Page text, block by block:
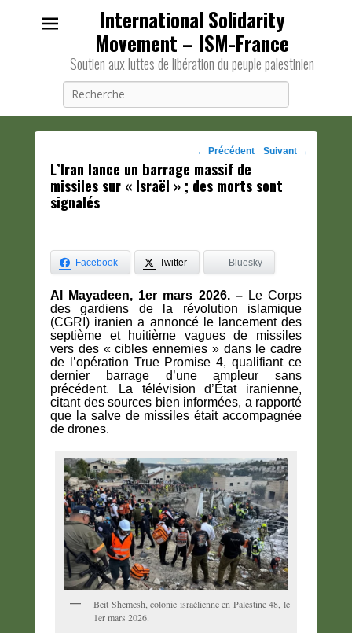
International Solidarity
Movement – ISM-France
Soutien aux luttes de libération du peuple palestinien
Navigation
des
← Précédent Suivant →
L’Iran lance un barrage massif de
missiles sur « Israël » ; des morts sont
signalés
Facebook Twitter Bluesky
Al Mayadeen, 1er mars 2026. –Le Corps
des gardiens de la révolution islamique
(CGRI) iranien a annoncé le lancement des
septième et huitième vagues de missiles
vers des « cibles ennemies » dans le cadre
de l’opération True Promise 4, qualifiant ce
dernier barrage d’une ampleur sans
précédent. La télévision d’État iranienne,
citant des sources bien informées, a rapporté
que la salve de missiles était accompagnée
de drones.
Beit Shemesh, colonie israélienne en Palestine 48, le
1er mars 2026.